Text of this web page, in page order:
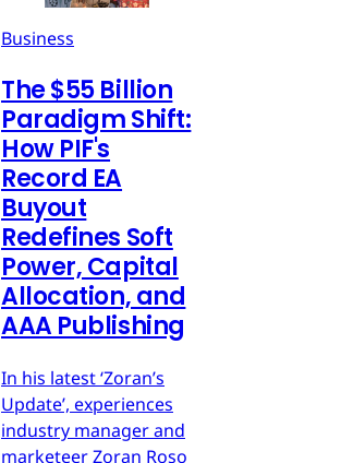
Business
The $55 Billion
Paradigm Shift:
How PIF's
Record EA
Buyout
Redefines Soft
Power, Capital
Allocation, and
AAA Publishing
In his latest ‘Zoran’s
Update’, experiences
industry manager and
marketeer Zoran Roso